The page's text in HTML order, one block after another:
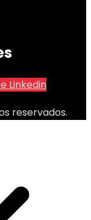
Linkedin
reservados.